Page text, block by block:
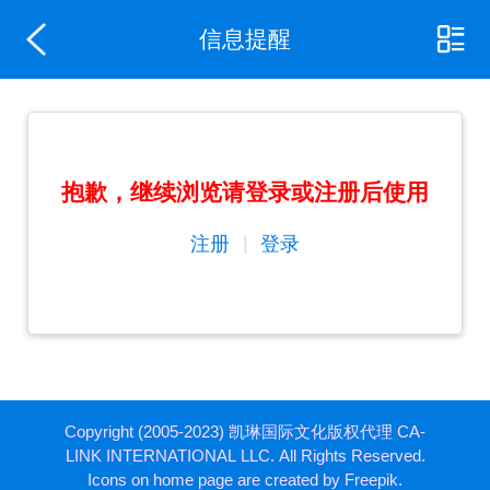
信息提醒
抱歉，继续浏览请登录或注册后使用
注册 登录
Copyright (2005-2023) 凯琳国际文化版权代理 CA-
LINK INTERNATIONAL LLC. All Rights Reserved.
Icons on home page are created by Freepik.